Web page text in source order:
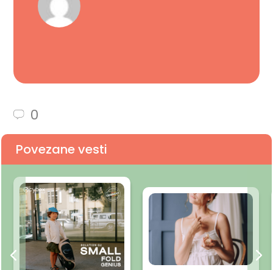
0
Povezane vesti